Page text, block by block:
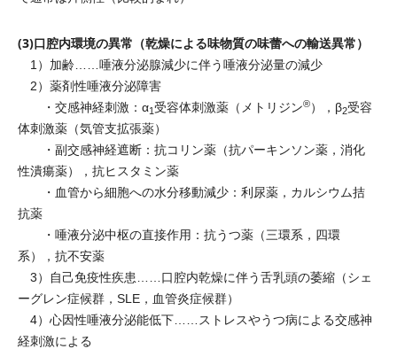
(3)口腔内環境の異常（乾燥による味物質の味蕾への輸送異常）
1）加齢……唾液分泌腺減少に伴う唾液分泌量の減少
2）薬剤性唾液分泌障害
・交感神経刺激：α1受容体刺激薬（メトリジン®），β2受容
体刺激薬（気管支拡張薬）
・副交感神経遮断：抗コリン薬（抗パーキンソン薬，消化
性潰瘍薬），抗ヒスタミン薬
・血管から細胞への水分移動減少：利尿薬，カルシウム拮
抗薬
・唾液分泌中枢の直接作用：抗うつ薬（三環系，四環
系），抗不安薬
3）自己免疫性疾患……口腔内乾燥に伴う舌乳頭の萎縮（シェ
ーグレン症候群，SLE，血管炎症候群）
4）心因性唾液分泌能低下……ストレスやうつ病による交感神
経刺激による